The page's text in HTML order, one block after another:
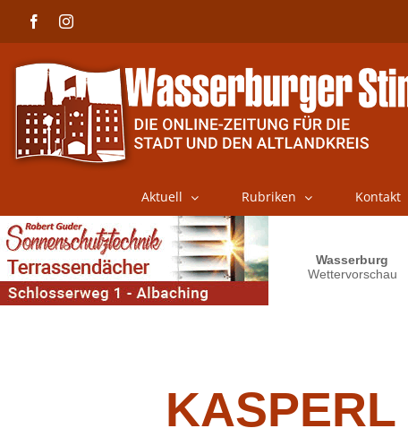
FacebookInstagram
Aktuell Rubriken Kontakt
KASPERL